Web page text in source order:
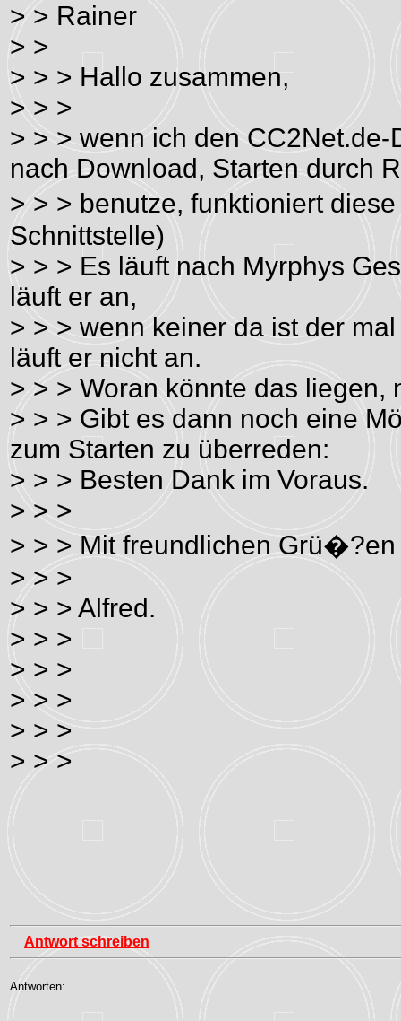
> > Rainer
> >
> > > Hallo zusammen,
> > >
> > > wenn ich den
nach Download, Starten durch
> > > benutze, funktioniert
Schnittstelle)
> > > Es läuft nach Myrphys
läuft er an,
> > > wenn keiner da ist der
läuft er nicht an.
> > > Woran könnte das liegen,
> > > Gibt es dann noch eine
zum Starten zu überreden:
> > > Besten Dank im Voraus.
> > >
> > > Mit freundlichen Grü�?en
> > >
> > > Alfred.
> > >
> > >
> > >
> > >
> > >
Antwort schreiben
Antworten: